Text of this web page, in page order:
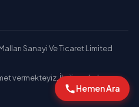
Sanayi Ve Ticaret Limited
vermekteyiz. İlgili markaların
Hemen Ara